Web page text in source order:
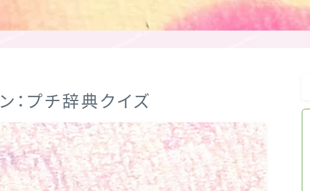
お問い合わせ
：プチ辞典クイズ